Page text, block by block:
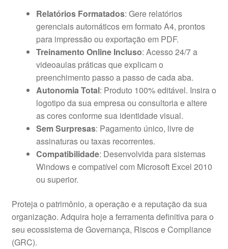
Relatórios Formatados: Gere relatórios
gerenciais automáticos em formato A4, prontos
para impressão ou exportação em PDF.
Treinamento Online Incluso: Acesso 24/7 a
videoaulas práticas que explicam o
preenchimento passo a passo de cada aba.
Autonomia Total: Produto 100% editável. Insira o
logotipo da sua empresa ou consultoria e altere
as cores conforme sua identidade visual.
Sem Surpresas: Pagamento único, livre de
assinaturas ou taxas recorrentes.
Compatibilidade: Desenvolvida para sistemas
Windows e compatível com Microsoft Excel 2010
ou superior.
Proteja o patrimônio, a operação e a reputação da sua
organização. Adquira hoje a ferramenta definitiva para o
seu ecossistema de Governança, Riscos e Compliance
(GRC).